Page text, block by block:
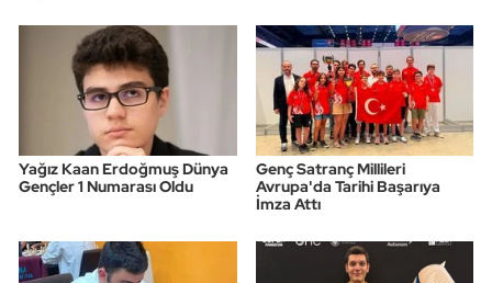
Yağız Kaan Erdoğmuş Dünya
Gençler 1 Numarası Oldu
Genç Satranç Millileri
Avrupa'da Tarihi Başarıya
İmza Attı